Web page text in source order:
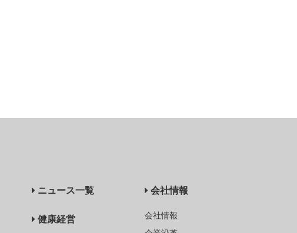
ニュース一覧
健康経営
会社情報
会社情報